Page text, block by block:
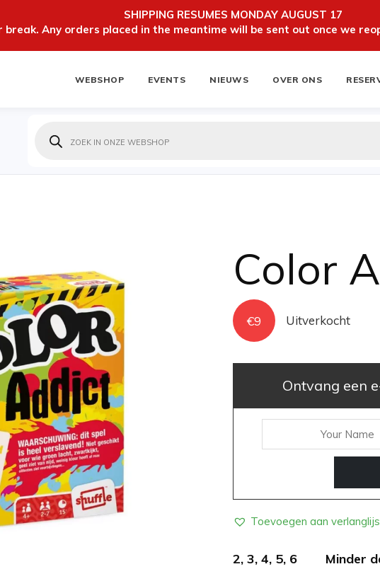
SHIPPING RESUMES MONDAY AUGUST 17
break. Any orders placed in the meantime will be sent out once we
WEBSHOP EVENTS NIEUWS OVER ONS
zoeken
Color
€9 Uitverkocht
Ontvang een
Toevoegen aan
2, 3, 4, 5, 6 Minder